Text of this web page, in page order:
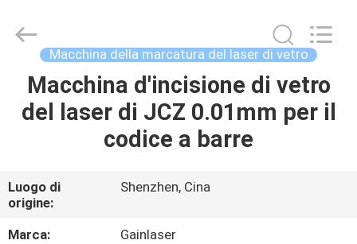
CASA
PRODOTTI
CIRCA
NOI
Gainlaser
Laser
Technology
Reserved.
Macchina della marcatura del laser di vetro
Macchina d'incisione di vetro
del laser di JCZ 0.01mm per il
codice a barre
Luogo di
origine:
Shenzhen, Cina
Marca:
Gainlaser